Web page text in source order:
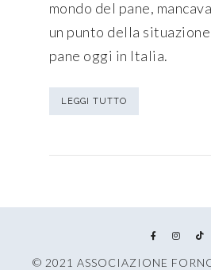
mondo del pane,
un punto della
pane oggi in Italia.
LEGGI TUTTO
© 2021 ASSOCIAZIONE